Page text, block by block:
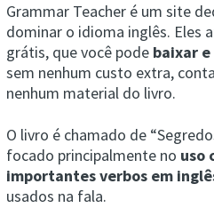
Grammar Teacher é um site
dominar o idioma inglês. Eles
grátis, que você pode baixar
sem nenhum custo extra,
nenhum material do livro.
O livro é chamado de
focado principalmente no uso
importantes verbos em
usados ​​na fala.